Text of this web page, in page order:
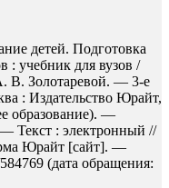
детей. Подготовка
: учебник для вузов /
В. Золотаревой. — 3-е
: Издательство Юрайт,
образование). —
Текст : электронный //
Юрайт [сайт]. —
(дата обращения: